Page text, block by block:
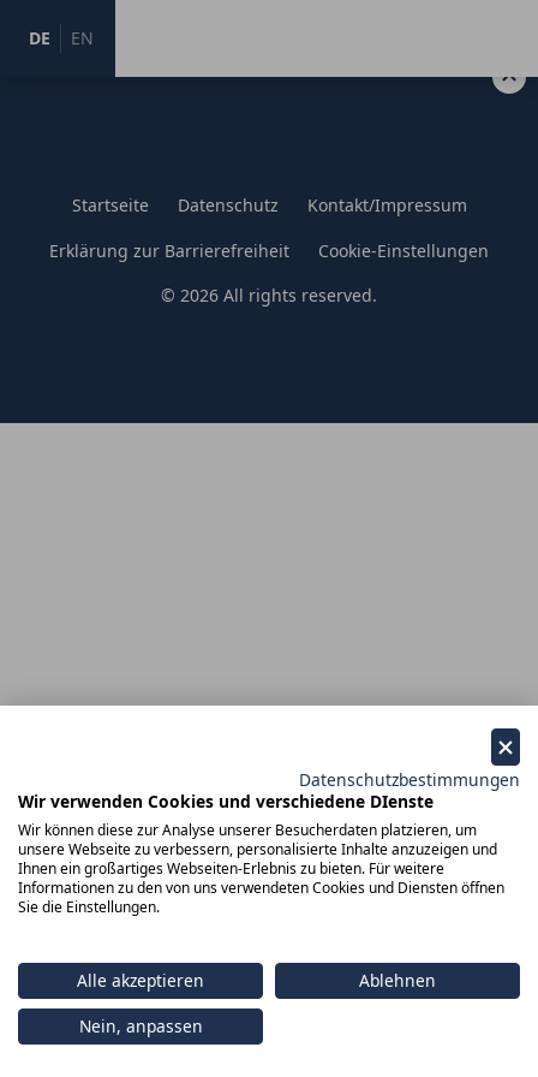
DE EN
Startseite Datenschutz
Kontakt/Impressum
Erklärung zur Barrierefreiheit
Cookie-Einstellungen
© 2026 All rights reserved.
Datenschutzbestimmungen
Wir verwenden Cookies und verschiedene DIenste
Wir können diese zur Analyse unserer Besucherdaten platzieren, um
unsere Webseite zu verbessern, personalisierte Inhalte anzuzeigen und
Ihnen ein großartiges Webseiten-Erlebnis zu bieten. Für weitere
Informationen zu den von uns verwendeten Cookies und Diensten öffnen
Sie die Einstellungen.
Alle akzeptieren
Ablehnen
Nein, anpassen